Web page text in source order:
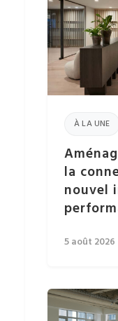
À LA UNE
la
nouvel
5 août 2026